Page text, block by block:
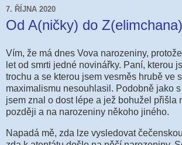
7. ŘÍJNA 2020
Od A(ničky) do Z(elimchana)
Vím, že má dnes Vova narozeniny,
let od smrti jedné novinářky. Paní, kterou
trochu a se kterou jsem vesměs hrubě ve
maximalismu nesouhlasil. Podobně jako s
jsem znal o dost lépe a jež bohužel přišla
později a na narozeniny někoho jiného.
Napadá mě, zda lze vysledovat